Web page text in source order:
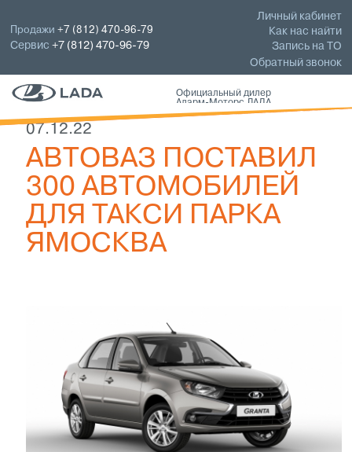
Личный кабинет
Как нас найти
Запись на ТО
Обратный звонок
Продажи+7 (812) 470-96-79
Сервис+7 (812) 470-96-79
Официальный дилер
Аларм-Моторс ЛАДА
07.12.22
АВТОВАЗ ПОСТАВИЛ
300 АВТОМОБИЛЕЙ
ДЛЯ ТАКСИ ПАРКА
ЯМОСКВА